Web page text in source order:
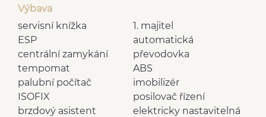
Výbava
1. majitel
servisní knížka
automatická
převodovka
ESP
centrální zamykání
ABS
tempomat
imobilizér
palubní počítač
posilovač řízení
ISOFIX
elektricky nastavitelná
brzdový asistent